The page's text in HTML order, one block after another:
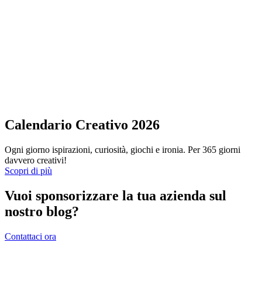
Calendario Creativo 2026
Ogni giorno ispirazioni, curiosità, giochi e ironia. Per 365 giorni
davvero creativi!
Scopri di più
Vuoi sponsorizzare la tua azienda sul
nostro blog?
Contattaci ora